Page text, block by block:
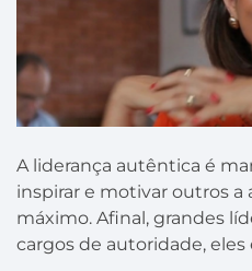
A liderança autêntica é
inspirar e motivar outros
máximo. Afinal, grandes
cargos de autoridade,